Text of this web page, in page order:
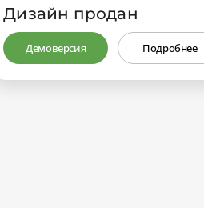
Дизайн продан
Демоверсия Подробнее